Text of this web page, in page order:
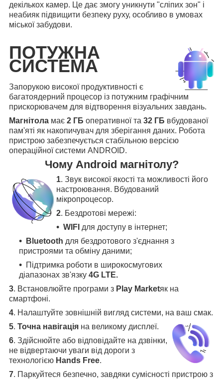
декількох камер. Це дає змогу уникнути "сліпих зон" і
неабияк підвищити безпеку руху, особливо в умовах
міської забудови.
ПОТУЖНА
СИСТЕМА
Запорукою високої продуктивності є
багатоядерний процесор із потужним графічним
прискорювачем для відтворення візуальних завдань.
Магнітола має 2 ГБ оперативної та 32 ГБ вбудованої
пам'яті як накопичувач для зберігання даних. Робота
пристрою забезпечується стабільною версією
операційної системи ANDROID.
Чому Android магнітолу?
1. Звук високої якості та можливості його
настроювання. Вбудований
мікропроцесор.
2. Бездротові мережі:
WIFI для доступу в інтернет;
Bluetooth для бездротового з'єднання з
пристроями та обміну даними;
Підтримка роботи в широкосмугових
діапазонах зв'язку 4G LTE.
3. Встановлюйте програми з Play Marketяк на
смартфоні.
4. Налаштуйте зовнішній вигляд системи, на ваш смак.
5. Точна навігація на великому дисплеї.
6. Здійснюйте або відповідайте на дзвінки,
не відвертаючи уваги від дороги з
технологією Hands Free.
7. Паркуйтеся безпечно, завдяки сумісності пристрою з